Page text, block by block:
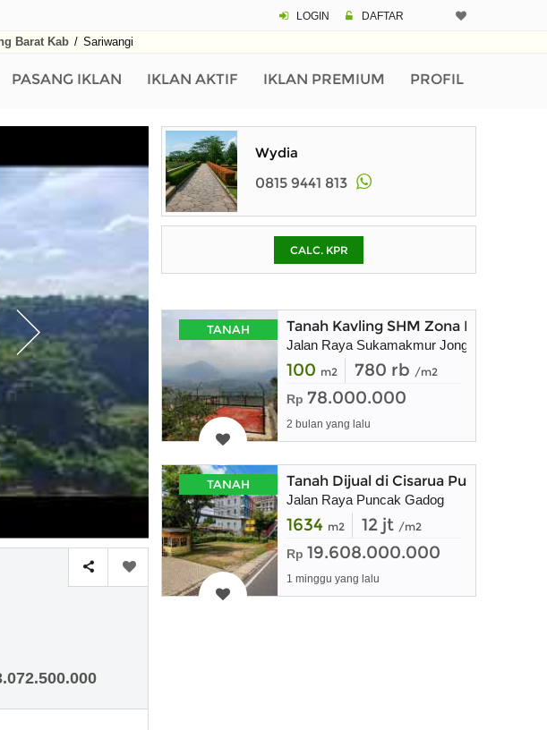
LOGIN DAFTAR
Barat Kab / Sariwangi
PASANG IKLAN IKLAN AKTIF IKLAN PREMIUM PROFILPinjaman (PIN)
pada kotak-
Wydia
0815 9441 813
CALC. KPR
TANAH Tanah Kavling SHM Zona Kuning
Jalan Raya Sukamakmur Jonggol
100 m2 780 rb /m2
Rp 78.000.000
2 bulan yang lalu
TANAH Tanah Dijual di Cisarua Puncak
Jalan Raya Puncak Gadog
1634 m2 12 jt /m2
Rp 19.608.000.000
1 minggu yang lalu